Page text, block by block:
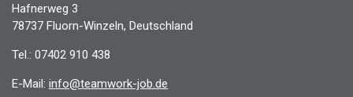
Hafnerweg 3
78737 Fluorn-Winzeln, Deutschland
Tel.: 07402 910 438
E-Mail: info@teamwork-job.de